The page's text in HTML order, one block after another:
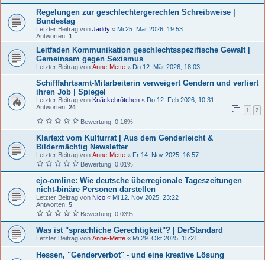
Regelungen zur geschlechtergerechten Schreibweise |
Bundestag
Letzter Beitrag von Jaddy « Mi 25. Mär 2026, 19:53
Antworten: 1
Leitfaden Kommunikation geschlechtsspezifische Gewalt |
Gemeinsam gegen Sexismus
Letzter Beitrag von Anne-Mette « Do 12. Mär 2026, 18:03
Schifffahrtsamt-Mitarbeiterin verweigert Gendern und verliert
ihren Job | Spiegel
Letzter Beitrag von Knäckebrötchen « Do 12. Feb 2026, 10:31
Antworten: 24 1 2
Bewertung: 0.16%
Klartext vom Kulturrat | Aus dem Genderleicht &
Bildermächtig Newsletter
Letzter Beitrag von Anne-Mette « Fr 14. Nov 2025, 16:57
Bewertung: 0.01%
ejo-omline: Wie deutsche überregionale Tageszeitungen
nicht-binäre Personen darstellen
Letzter Beitrag von Nico « Mi 12. Nov 2025, 23:22
Antworten: 5
Bewertung: 0.03%
Was ist "sprachliche Gerechtigkeit"? | DerStandard
Letzter Beitrag von Anne-Mette « Mi 29. Okt 2025, 15:21
Hessen, "Genderverbot" - und eine kreative Lösung